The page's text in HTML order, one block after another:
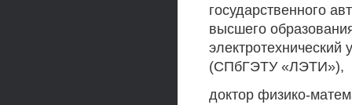
государственного
высшего
(СПбГЭТУ «ЛЭТИ»),
доктор физико-